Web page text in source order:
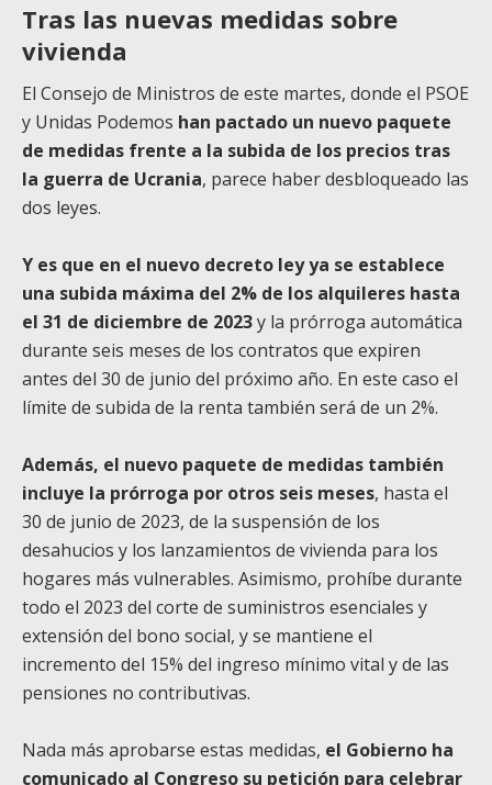
Tras las nuevas medidas sobre
vivienda
El Consejo de Ministros de este martes, donde el PSOE
y Unidas Podemos han pactado un nuevo paquete
de medidas frente a la subida de los precios tras
la guerra de Ucrania, parece haber desbloqueado las
dos leyes.
Y es que en el nuevo decreto ley ya se establece
una subida máxima del 2% de los alquileres hasta
el 31 de diciembre de 2023y la prórroga automática
durante seis meses de los contratos que expiren
antes del 30 de junio del próximo año. En este caso el
límite de subida de la renta también será de un 2%.
Además, el nuevo paquete de medidas también
incluye la prórroga por otros seis meses, hasta el
30 de junio de 2023, de la suspensión de los
desahucios y los lanzamientos de vivienda para los
hogares más vulnerables. Asimismo, prohíbe durante
todo el 2023 del corte de suministros esenciales y
extensión del bono social, y se mantiene el
incremento del 15% del ingreso mínimo vital y de las
pensiones no contributivas.
Nada más aprobarse estas medidas, el Gobierno ha
comunicado al Congreso su petición para celebrar